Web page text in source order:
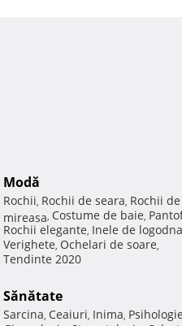
Modă
Rochii, Rochii de seara, Rochii de
mireasa, Costume de baie,
Rochii elegante, Inele de logodna
Verighete, Ochelari de soare,
Tendinte 2020
Sănătate
Sarcina, Ceaiuri, Inima, Psihologie